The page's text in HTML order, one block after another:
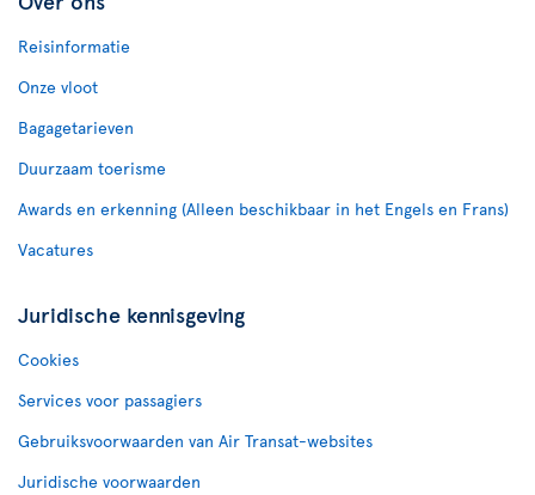
Reisinformatie
Onze vloot
Bagagetarieven
Duurzaam toerisme
Awards en erkenning (Alleen beschikbaar in het Engels en Frans)
Vacatures
Juridische kennisgeving
Cookies
Services voor passagiers
Gebruiksvoorwaarden van Air Transat-websites
Juridische voorwaarden